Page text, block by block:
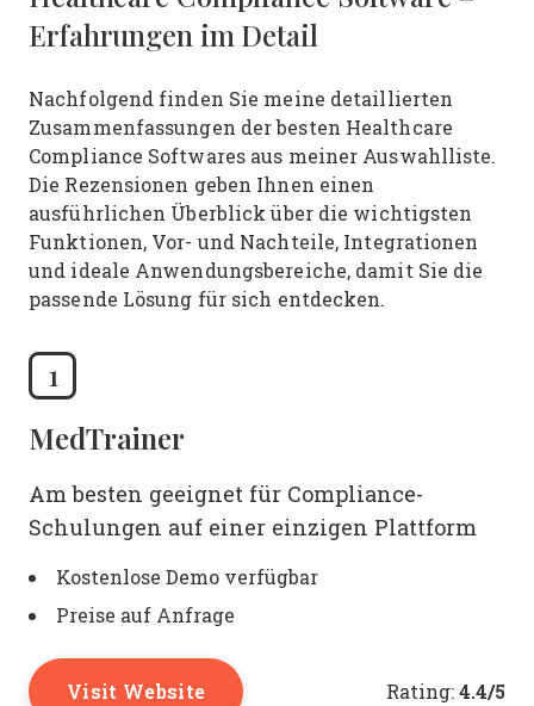
Erfahrungen im Detail
Nachfolgend finden Sie meine detaillierten
Zusammenfassungen der besten Healthcare
Compliance Softwares aus meiner Auswahlliste.
Die Rezensionen geben Ihnen einen
ausführlichen Überblick über die wichtigsten
Funktionen, Vor- und Nachteile, Integrationen
und ideale Anwendungsbereiche, damit Sie die
passende Lösung für sich entdecken.
1
MedTrainer
Am besten geeignet für Compliance-
Schulungen auf einer einzigen Plattform
Kostenlose Demo verfügbar
Preise auf Anfrage
Visit Website Rating:4.4/5